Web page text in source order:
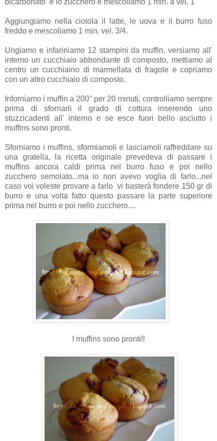
bicarbonato e lo zucchero e mescoliamo 1 min. a vel. 1
Aggiungiamo nella ciotola il latte, le uova e il burro fuso
freddo e mescoliamo 1 min. vel. 3/4.
Ungiamo e infariniamo 12 stampini da muffin, versiamo all'
interno un cucchiaio abbondante di composto, mettiamo al
centro un cucchiaino di marmellata di fragole e copriamo
con un altro cucchiaio di composto.
Inforniamo i muffin a 200° per 20 minuti, controlliamo sempre
prima di sfornarli il grado di cottura inserendo uno
stuzzicadenti all' interno e se esce fuori bello asciutto i
muffins sono pronti.
Sforniamo i muffins, sformiamoli e lasciamoli raffreddare su
una gratella, la ricetta originale prevedeva di passare i
muffins ancora caldi prima nel burro fuso e poi nello
zucchero semolato...ma io non avevo voglia di farlo...nel
caso voi voleste provare a farlo vi basterà fondere 150 gr di
burro e una volta fatto questo passare la parte superiore
prima nel burro e poi nello zucchero....
I muffins sono pronti!!